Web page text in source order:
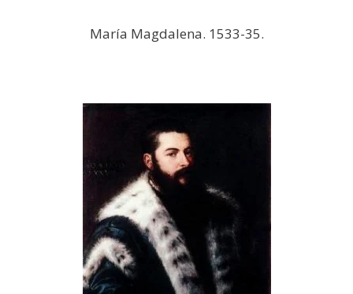
María Magdalena. 1533-35.